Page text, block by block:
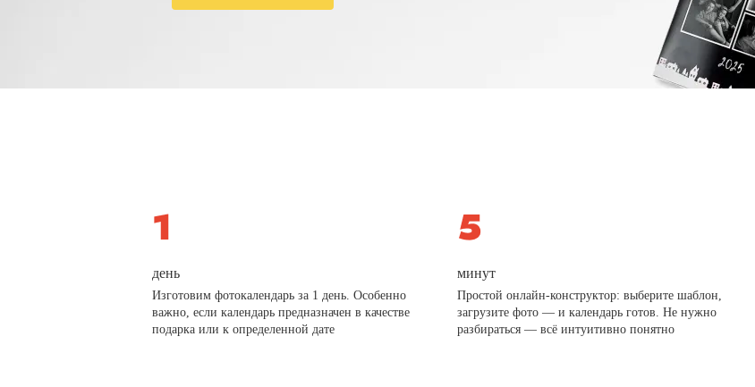
день
Изготовим фотокалендарь за 1 день. Особенно
важно, если календарь предназначен в качестве
подарка или к определенной дате
минут
Простой онлайн-конструктор: выберите шаблон,
загрузите фото — и календарь готов. Не нужно
разбираться — всё интуитивно понятно